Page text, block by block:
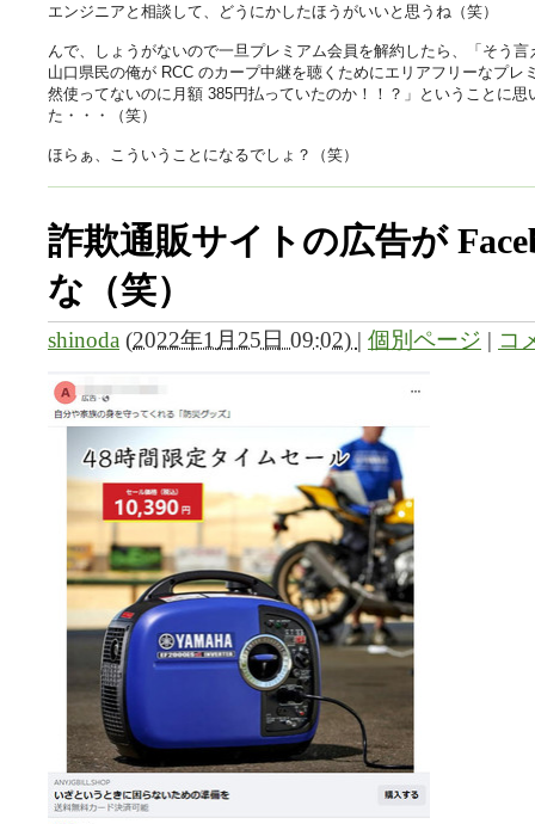
エンジニアと相談して、どうにかしたほうがいいと思うね（笑）
んで、しょうがないので一旦プレミアム会員を解約したら、「そう
山口県民の俺が RCC のカープ中継を聴くためにエリアフリーなプ
然使ってないのに月額 385円払っていたのか！！？」ということに
た・・・（笑）
ほらぁ、こういうことになるでしょ？（笑）
詐欺通販サイトの広告が
な（笑）
shinoda (2022年1月25日 09:02) | 個別ページ | コ